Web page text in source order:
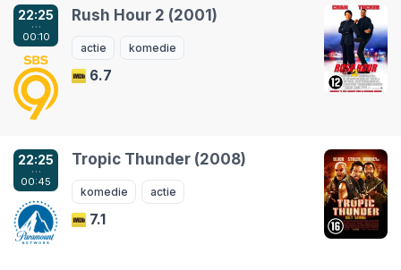
22:25
…
00:10
Rush Hour 2 (2001)
actie komedie
6.7
22:25
…
00:45
Tropic Thunder (2008)
komedie actie
7.1